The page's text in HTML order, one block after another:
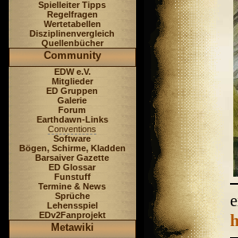
Spielleiter Tipps
Regelfragen
Wertetabellen
Disziplinenvergleich
Quellenbücher
Community
EDW e.V.
Mitglieder
ED Gruppen
Galerie
Forum
Earthdawn-Links
Conventions
Software
Bögen, Schirme, Kladden
Barsaiver Gazette
ED Glossar
Funstuff
Termine & News
Sprüche
Lehensspiel
EDv2Fanprojekt
Metawiki